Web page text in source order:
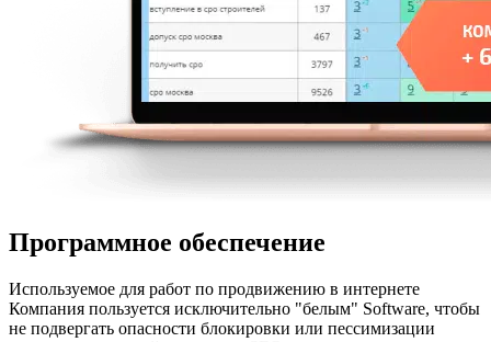
Программное обеспечение
Используемое для работ по продвижению в интернете
Компания пользуется исключительно "белым" Software, чтобы
не подвергать опасности блокировки или пессимизации